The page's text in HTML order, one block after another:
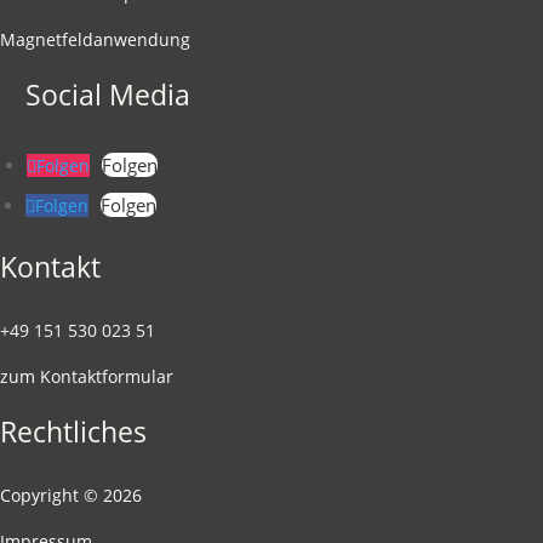
Magnetfeldanwendung
Social Media
Folgen Folgen
Folgen Folgen
Kontakt
+49 151 530 023 51
zum Kontaktformular
Rechtliches
Copyright © 2026